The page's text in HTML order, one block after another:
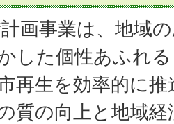
画事業は、地域
した個性あふれ
再生を効率的に
質の向上と地域